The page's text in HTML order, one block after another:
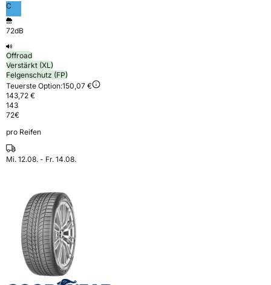
C
72dB
Offroad
Verstärkt (XL)
Felgenschutz (FP)
Teuerste Option:150,07 €
143,72 €
143
72€
pro Reifen
Mi. 12.08. - Fr. 14.08.